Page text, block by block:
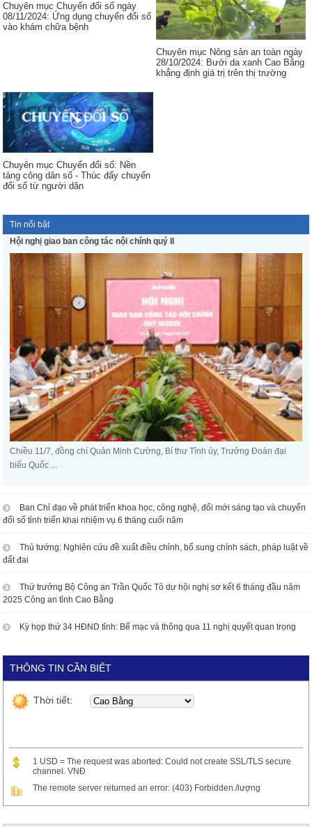
Chuyên mục Chuyển đổi số ngày
08/11/2024: Ứng dụng chuyển đổi số
vào khám chữa bệnh
Chuyên mục Nông sản an toàn ngày
28/10/2024: Bưởi da xanh Cao Bằng
khẳng định giá trị trên thị trường
Chuyên mục Chuyển đổi số: Nền
tảng công dân số - Thúc đẩy chuyển
đổi số từ người dân
Tin nổi bật
Hội nghị giao ban công tác nội chính quý II
Chiều 11/7, đồng chí Quản Minh Cường, Bí thư Tỉnh ủy, Trưởng Đoàn đại
biểu Quốc ...
Ban Chỉ đạo về phát triển khoa học, công nghệ, đổi mới sáng tạo và chuyển
đổi số tỉnh triển khai nhiệm vụ 6 tháng cuối năm
Thủ tướng: Nghiên cứu đề xuất điều chỉnh, bổ sung chính sách, pháp luật về
đất đai
Thứ trưởng Bộ Công an Trần Quốc Tỏ dự hội nghị sơ kết 6 tháng đầu năm
2025 Công an tỉnh Cao Bằng
Kỳ họp thứ 34 HĐND tỉnh: Bế mạc và thông qua 11 nghị quyết quan trọng
THÔNG TIN CẦN BIẾT
Thời tiết:
1 USD = The request was aborted: Could not create SSL/TLS secure
channel. VNĐ
The remote server returned an error: (403) Forbidden./lượng